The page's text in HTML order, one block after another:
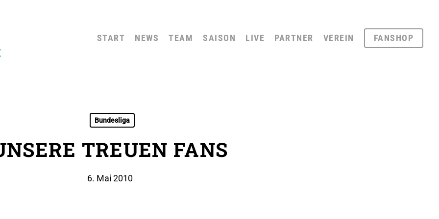
START NEWS TEAM SAISON LIVE PARTNER VEREIN FANSHOP
Bundesliga
TREUEN FANS
6. Mai 2010